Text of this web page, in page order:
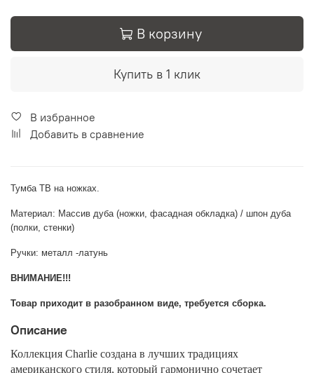
В корзину
Купить в 1 клик
В избранное
Добавить в сравнение
Тумба ТВ на ножках.
Материал: Массив дуба (ножки, фасадная обкладка) / шпон дуба
(полки, стенки)
Ручки: металл -латунь
ВНИМАНИЕ!!!
Товар приходит в разобранном виде, требуется сборка.
Описание
Коллекция Charlie создана в лучших традициях
американского стиля, который гармонично сочетает